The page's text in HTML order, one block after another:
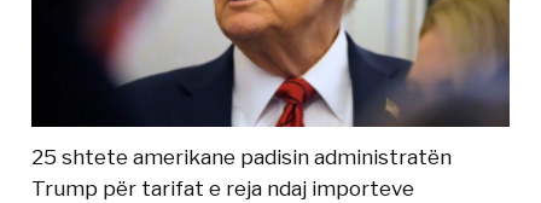
25 shtete amerikane padisin administratën
Trump për tarifat e reja ndaj importeve